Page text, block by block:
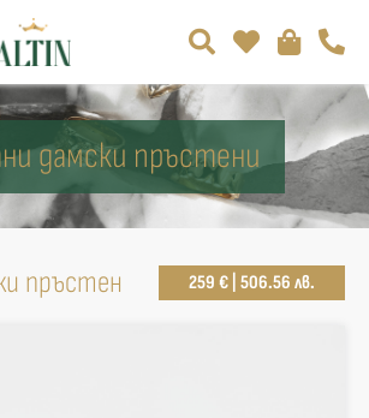
дамски пръстени
пръстен 259 € | 506.56 лв.